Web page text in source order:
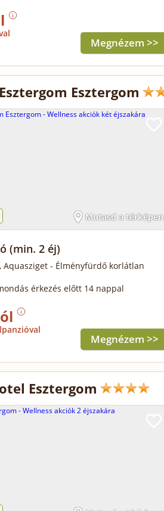
Megnézem >>
Esztergom
Mutasd a térképen
(min. 2 éj)
Aquasziget - Élményfürdő korlátlan
érkezés előtt 14 nappal
Megnézem >>
Esztergom